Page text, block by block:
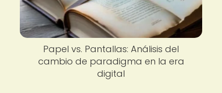
Papel vs. Pantallas: Análisis del
cambio de paradigma en la era
digital